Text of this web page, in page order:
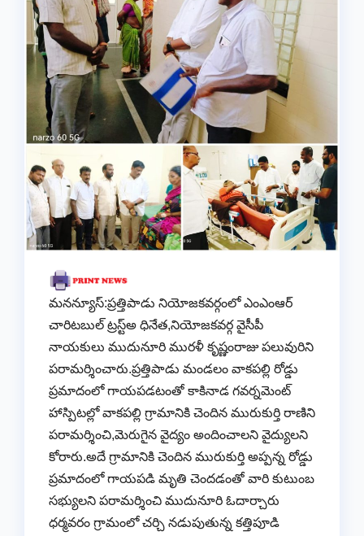
మనన్యూస్:ప్రత్తిపాడు నియోజకవర్గంలో ఎంఎంఆర్
చారిటబుల్ ట్రస్ట్అ ధినేత,నియోజకవర్గ వైసీపీ
నాయకులు ముదునూరి మురళీ కృష్ణంరాజు పలువురిని
పరామర్శించారు.ప్రత్తిపాడు మండలం వాకపల్లి రోడ్డు
ప్రమాదంలో గాయపడటంతో కాకినాడ గవర్నమెంట్
హాస్పిటల్లో వాకపల్లి గ్రామానికి చెందిన మురుకుర్తి రాణిని
పరామర్శించి,మెరుగైన వైద్యం అందించాలని వైద్యులని
కోరారు.అదే గ్రామానికి చెందిన మురుకుర్తి అప్పన్న రోడ్డు
ప్రమాదంలో గాయపడి మృతి చెందడంతో వారి కుటుంబ
సభ్యులని పరామర్శించి ముదునూరి ఓదార్చారు
ధర్మవరం గ్రామంలో చర్చి నడుపుతున్న కత్తిపూడి